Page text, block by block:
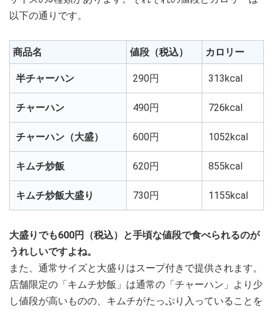
以下の通りです。
商品名 値段（税込） カロリー
半チャーハン 290円 313kcal
チャーハン 490円 726kcal
チャーハン（大盛） 600円 1052kcal
キムチ炒飯 620円 855kcal
キムチ炒飯大盛り 730円 1155kcal
大盛りでも600円（税込）と手頃な値段で食べられるのが
うれしいですよね。
また、通常サイズと大盛りはスープ付きで提供されます。
店舗限定の「キムチ炒飯」は通常の「チャーハン」より少
し値段が高いものの、キムチがたっぷり入っていることを